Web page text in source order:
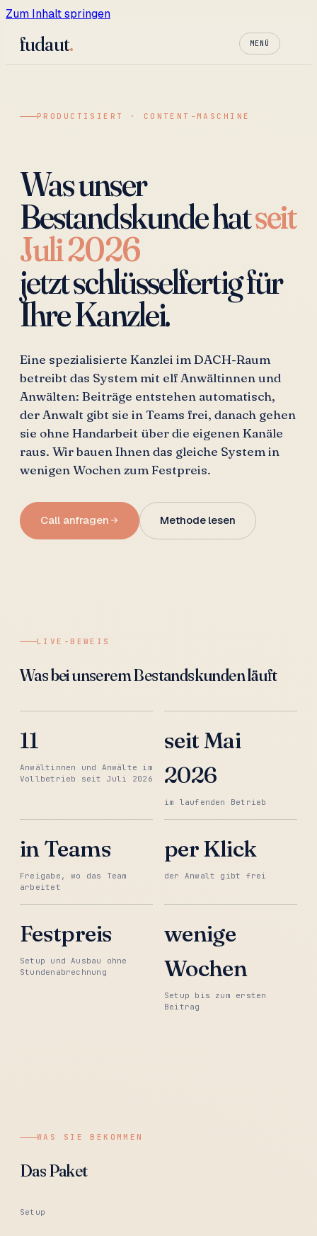
Zum Inhalt springen
fudaut. MENÜ
PRODUCTISIERT · CONTENT-MASCHINE
Was unser
Bestandskunde hatseit
Juli 2026
jetzt schlüsselfertig für
Ihre Kanzlei.
Eine spezialisierte Kanzlei im DACH-Raum
betreibt das System mit elf Anwältinnen und
Anwälten: Beiträge entstehen automatisch,
der Anwalt gibt sie in Teams frei, danach gehen
sie ohne Handarbeit über die eigenen Kanäle
raus. Wir bauen Ihnen das gleiche System in
wenigen Wochen zum Festpreis.
Call anfragen Methode lesen
LIVE-BEWEIS
Was bei unserem Bestandskunden läuft
11
Anwältinnen und Anwälte im
Vollbetrieb seit Juli 2026
seit Mai
2026
im laufenden Betrieb
in Teams
Freigabe, wo das Team
arbeitet
per Klick
der Anwalt gibt frei
Festpreis
Setup und Ausbau ohne
Stundenabrechnung
wenige
Wochen
Setup bis zum ersten
Beitrag
WAS SIE BEKOMMEN
Das Paket
Setup